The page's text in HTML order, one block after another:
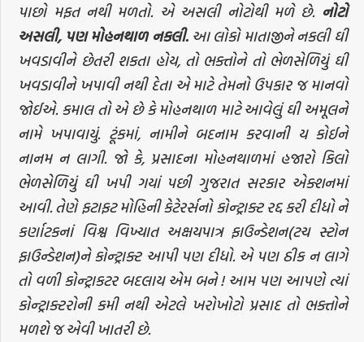
પાછો મફત નથી મળતો. એ અસલી નોટોથી મળે છે. નોટો
અસલી, પણ મોહનથાળ નકલી.આ લોકો માતાજીને નકલી ઘી
ખવડાવીને છેતરી શકતા હોય, તો ભક્તોને તો ભેળસેળિયું ઘી
ખવડાવીને ખપાવી નથી દેતા એ માટે તેમનો ઉપકાર જ માનવો
જોઈએ. કમાલ તો એ છે કે મોહનથાળ માટે આવેલું ઘી અમૂલને
નામે ખપાવાયું. ટૂંકમાં, નામીને બદનામ કરવાની ય કોઈને
નાનમ ન લાગી. જો કે, પ્રસાદના મોહનથાળમાં હજારો કિલો
ભેળસેળિયું ઘી ખપી ગયાં પછી ગુજરાત સરકાર એક્શનમાં
આવી. તેણે ફટાફટ મોહિની કેટેરર્સનો કોન્ટ્રાક્ટ રદ્દ કરી દીધો ને
કર્ણાટકનાં વિશ્વ વિખ્યાત અક્ષયપાત્ર ફાઉન્ડેશન(ટચ સ્ટોન
ફાઉન્ડેશન)ને કોન્ટ્રાક્ટ આપી પણ દીધો. એ પણ ઠીક ન લાગે
તો વળી કોન્ટ્રાકટર બદલાય એમ બને ! આમ પણ આપણે ત્યાં
કોન્ટ્રાક્ટરોની કમી નથી એટલે ખરોખોટો પ્રસાદ તો ભક્તોને
મળશે જ એવી ખાતરી છે.